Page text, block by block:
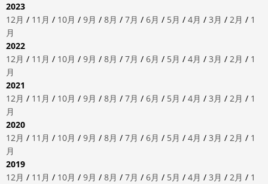
2023
12月 / 11月 / 10月 / 9月 / 8月 / 7月 / 6月 / 5月 / 4月 / 3月 / 2月 / 1
月
2022
12月 / 11月 / 10月 / 9月 / 8月 / 7月 / 6月 / 5月 / 4月 / 3月 / 2月 / 1
月
2021
12月 / 11月 / 10月 / 9月 / 8月 / 7月 / 6月 / 5月 / 4月 / 3月 / 2月 / 1
月
2020
12月 / 11月 / 10月 / 9月 / 8月 / 7月 / 6月 / 5月 / 4月 / 3月 / 2月 / 1
月
2019
12月 / 11月 / 10月 / 9月 / 8月 / 7月 / 6月 / 5月 / 4月 / 3月 / 2月 / 1